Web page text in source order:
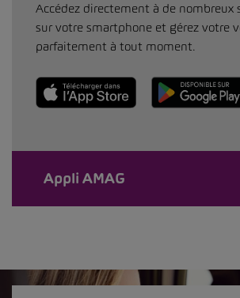
Accédez directement à de nombreux
sur votre smartphone et gérez votre
parfaitement à tout moment.
Appli AMAG